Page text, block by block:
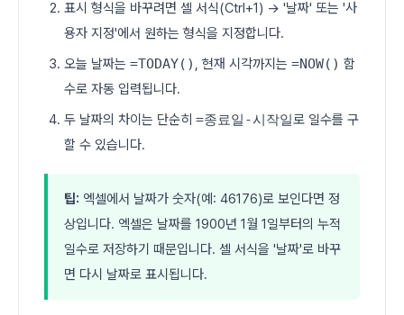
표시 형식을 바꾸려면 셀 서식(Ctrl+1) → '날짜' 또는 '사
용자 지정'에서 원하는 형식을 지정합니다.
오늘 날짜는 =TODAY() , 현재 시각까지는 =NOW() 함
수로 자동 입력됩니다.
두 날짜의 차이는 단순히 =종료일-시작일로 일수를 구
할 수 있습니다.
팁: 엑셀에서 날짜가 숫자(예: 46176)로 보인다면 정
상입니다. 엑셀은 날짜를 1900년 1월 1일부터의 누적
일수로 저장하기 때문입니다. 셀 서식을 '날짜'로 바꾸
면 다시 날짜로 표시됩니다.